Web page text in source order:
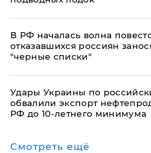
​В РФ началась волна
отказавшихся россиян
"черные списки"
Удары Украины по
обвалили экспорт
РФ до 10-летнего минимума
Смотреть ещё